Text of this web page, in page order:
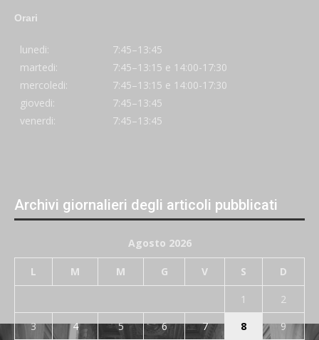
Orari
lunedi:
7:45–13:45
martedi:
7:45–13:15 e 14:00-17:30
mercoledi:
7:45–13:15 e 14:00-17:30
giovedi:
7:45–13:45
venerdi:
7:45–13:45
Archivi giornalieri degli articoli pubblicati
Agosto 2026
L M M G V S D
1
2
3
4 5 6 7 8 9